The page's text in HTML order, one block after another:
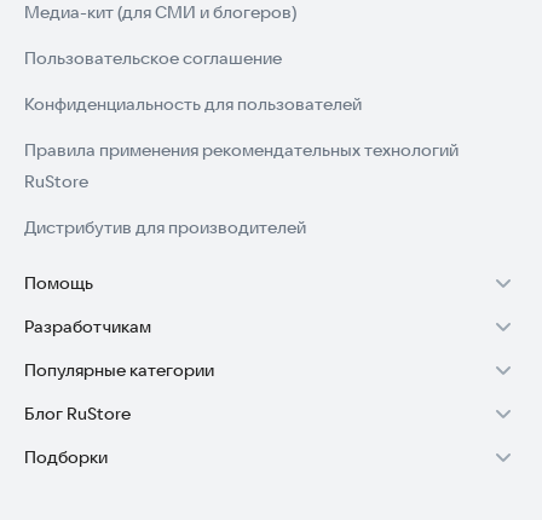
Медиа-кит (для СМИ и блогеров)
Пользовательское соглашение
Конфиденциальность для пользователей
Правила применения рекомендательных технологий
RuStore
Дистрибутив для производителей
Помощь
Установка RuStore на TV
Установка RuStore на телефон
Установка RuStore в машину
Помощь пользователям RuStore
Разработчикам
Зарабатывать с RuStore
Стать разработчиком
Доступ к RuStore Консоль
Популярные категории
Игры для Android
Приложения банков
Блог RuStore
Обзоры игр для Android 2025
Подборки